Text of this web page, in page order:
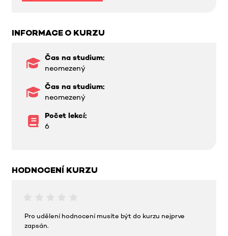
INFORMACE O KURZU
Čas na studium:
neomezený
Čas na studium:
neomezený
Počet lekcí:
6
HODNOCENÍ KURZU
Pro udělení hodnocení musíte být do kurzu nejprve
zapsán.